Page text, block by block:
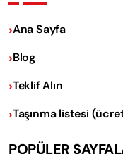
Ana Sayfa
Blog
Teklif Alın
Taşınma listesi
POPÜLER